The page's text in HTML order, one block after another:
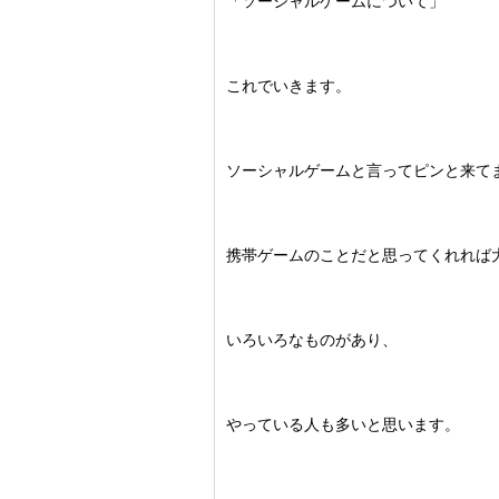
これでいきます。
ソーシャルゲームと言ってピンと来て
携帯ゲームのことだと思ってくれれば
いろいろなものがあり、
やっている人も多いと思います。